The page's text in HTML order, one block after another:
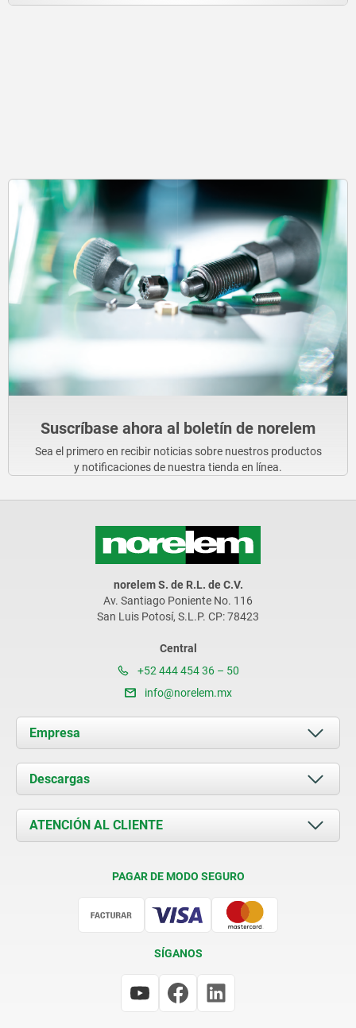
Suscríbase ahora al boletín de norelem
Sea el primero en recibir noticias sobre nuestros productos
y notificaciones de nuestra tienda en línea.
norelem S. de R.L. de C.V.
Av. Santiago Poniente No. 116
San Luis Potosí, S.L.P. CP: 78423
Central
+52 444 454 36 – 50
info@norelem.mx
Empresa
Acerca de nosotros
Novedades
Contacto
Descargas
Documents
ATENCIÓN AL CLIENTE
PAGAR DE MODO SEGURO
SÍGANOS